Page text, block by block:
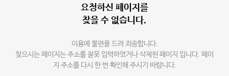
요청하신 페이지를
찾을 수 없습니다.
이용에 불편을 드려 죄송합니다.
찾으시는 페이지는 주소를 잘못 입력하였거나 삭제된 페이지 입니다. 페이
지 주소를 다시 한 번 확인해 주시기 바랍니다.